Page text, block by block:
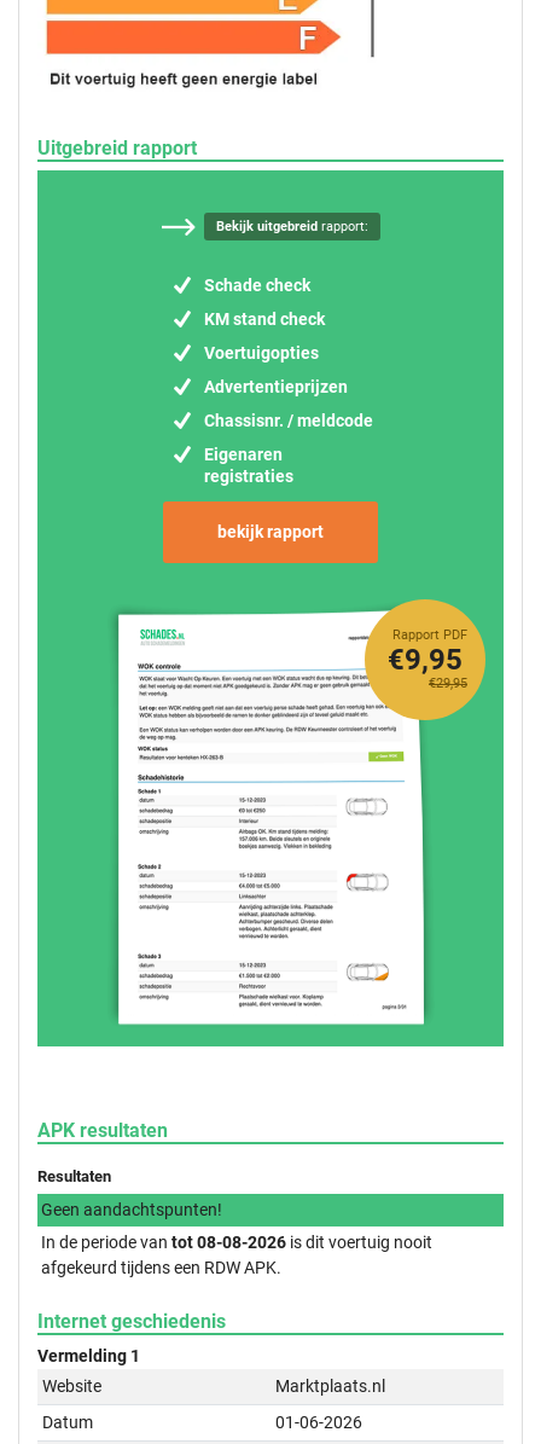
Uitgebreid rapport
Bekijk uitgebreidrapport:
Schade check
KM stand check
Voertuigopties
Advertentieprijzen
Chassisnr. / meldcode
Eigenaren
registraties
bekijk rapport
Rapport PDF
€29,95
€9,95
APK resultaten
Resultaten
Geen aandachtspunten!
In de periode van tot 08-08-2026 is dit voertuig nooit
afgekeurd tijdens een RDW APK.
Internet geschiedenis
Vermelding 1
Website
Marktplaats.nl
Datum
01-06-2026